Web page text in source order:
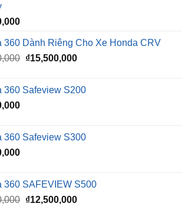
360 Dành Riêng Cho Xe Honda CRV
Giá
₫16,500,000.
₫15,500,000Giá
là:
360 Safeview S200
360 Safeview S300
360 SAFEVIEW S500
Giá
₫12,500,000Giá